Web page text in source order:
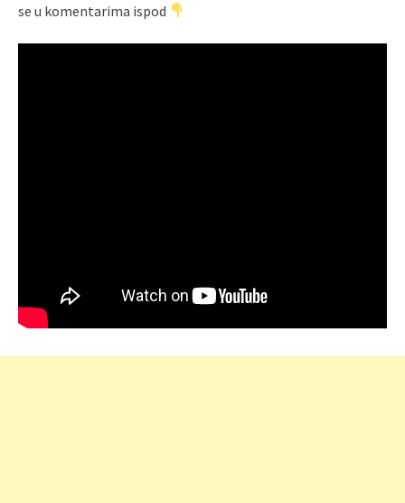
se u komentarima ispod